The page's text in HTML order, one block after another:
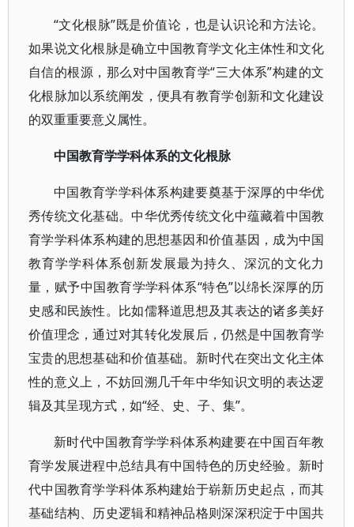
“文化根脉”既是价值论，也是认识论和方法论。
如果说文化根脉是确立中国教育学文化主体性和文化
自信的根源，那么对中国教育学“三大体系”构建的文
化根脉加以系统阐发，便具有教育学创新和文化建设
的双重重要意义属性。
中国教育学学科体系的文化根脉
中国教育学学科体系构建要奠基于深厚的中华优
秀传统文化基础。中华优秀传统文化中蕴藏着中国教
育学学科体系构建的思想基因和价值基因，成为中国
教育学学科体系创新发展最为持久、深沉的文化力
量，赋予中国教育学学科体系“特色”以绵长深厚的历
史感和民族性。比如儒释道思想及其表达的诸多美好
价值理念，通过对其转化发展后，仍然是中国教育学
宝贵的思想基础和价值基础。新时代在突出文化主体
性的意义上，不妨回溯几千年中华知识文明的表达逻
辑及其呈现方式，如“经、史、子、集”。
新时代中国教育学学科体系构建要在中国百年教
育学发展进程中总结具有中国特色的历史经验。新时
代中国教育学学科体系构建始于崭新历史起点，而其
基础结构、历史逻辑和精神品格则深深积淀于中国共